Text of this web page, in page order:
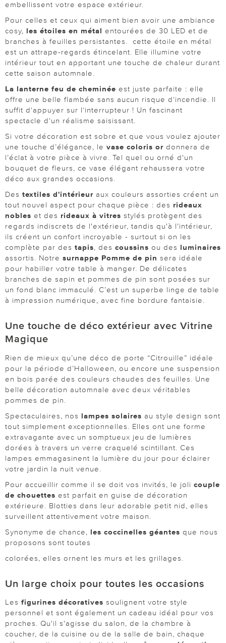
embellissent votre espace extérieur.
Pour celles et ceux qui aiment bien avoir une ambiance
cosy, les étoiles en métal entourées de 30 LED et de
branches à feuilles persistantes. cette étoile en métal
est un attrape-regards étincelant. Elle illumine votre
intérieur tout en apportant une touche de chaleur durant
cette saison automnale.
La lanterne feu de cheminée est juste parfaite : elle
offre une belle flambée sans aucun risque d‘incendie. Il
suffit d‘appuyer sur l‘interrupteur ! Un fascinant
spectacle d‘un réalisme saisissant.
Si votre décoration est sobre et que vous voulez ajouter
une touche d’élégance, le vase coloris or donnera de
l’éclat à votre pièce à vivre. Tel quel ou orné d'un
bouquet de fleurs, ce vase élégant rehaussera votre
déco aux grandes occasions.
Des textiles d'intérieur aux couleurs assorties créent un
tout nouvel aspect pour chaque pièce : des rideaux
nobles et des rideaux à vitres stylés protègent des
regards indiscrets de l'extérieur, tandis qu'à l'intérieur,
ils créent un confort incroyable - surtout si on les
complète par des tapis, des coussins ou des luminaires
assortis. Notre surnappe Pomme de pin sera idéale
pour habiller votre table à manger. De délicates
branches de sapin et pommes de pin sont posées sur
un fond blanc immaculé. C’est un superbe linge de table
à impression numérique, avec fine bordure fantaisie.
Une touche de déco extérieur avec Vitrine
Magique
Rien de mieux qu’une déco de porte “Citrouille” idéale
pour la période d’Halloween, ou encore une suspension
en bois parée des couleurs chaudes des feuilles. Une
belle décoration automnale avec deux véritables
pommes de pin.
Spectaculaires, nos lampes solaires au style design sont
tout simplement exceptionnelles. Elles ont une forme
extravagante avec un somptueux jeu de lumières
dorées à travers un verre craquelé scintillant. Ces
lampes emmagasinent la lumière du jour pour éclairer
votre jardin la nuit venue.
Pour accueillir comme il se doit vos invités, le joli couple
de chouettes est parfait en guise de décoration
extérieure. Blotties dans leur adorable petit nid, elles
surveillent attentivement votre maison.
Synonyme de chance, les coccinelles géantes que nous
proposons sont toutes
colorées, elles ornent les murs et les grillages.
Un large choix pour toutes les occasions
Les figurines décoratives soulignent votre style
personnel et sont également un cadeau idéal pour vos
proches. Qu'il s'agisse du salon, de la chambre à
coucher, de la cuisine ou de la salle de bain, chaque